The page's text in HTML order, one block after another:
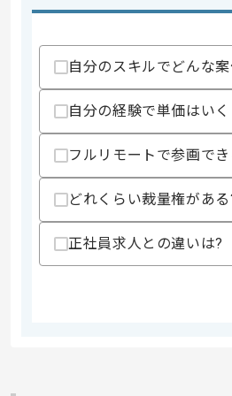
-Python
-Azure
歓迎スキル
・GCPを
上記に似
その他募集要項
商談回数
募集人数
自分のスキルでどんな
自分の経験で単価はい
フルリモートで参画で
どれくらい裁量権がある
正社員求人との違いは?